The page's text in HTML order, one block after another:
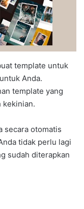
template untuk
Anda.
template yang
kekinian.
secara otomatis
tidak perlu lagi
sudah diterapkan